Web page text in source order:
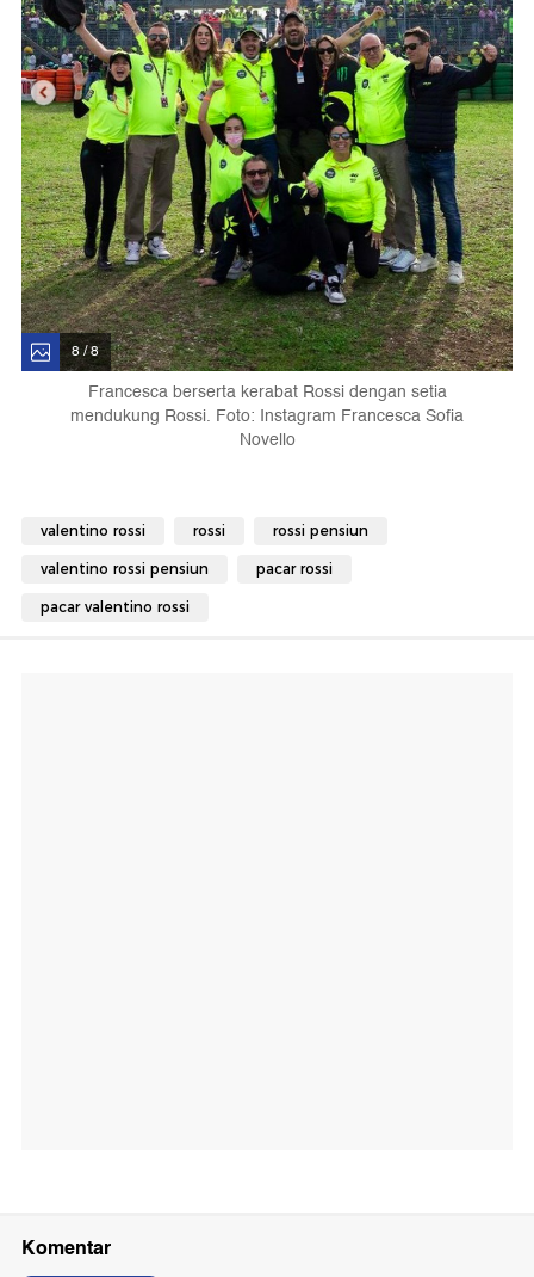
8 / 8
Francesca berserta kerabat Rossi dengan setia
mendukung Rossi. Foto: Instagram Francesca Sofia
Novello
valentino rossi rossi rossi pensiun
valentino rossi pensiun pacar rossi
pacar valentino rossi
Komentar